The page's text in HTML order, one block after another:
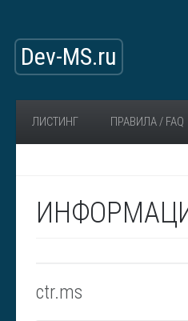
Dev-MS.ru
ЛИСТИНГ ПРАВИЛА / FAQ
ctr.ms